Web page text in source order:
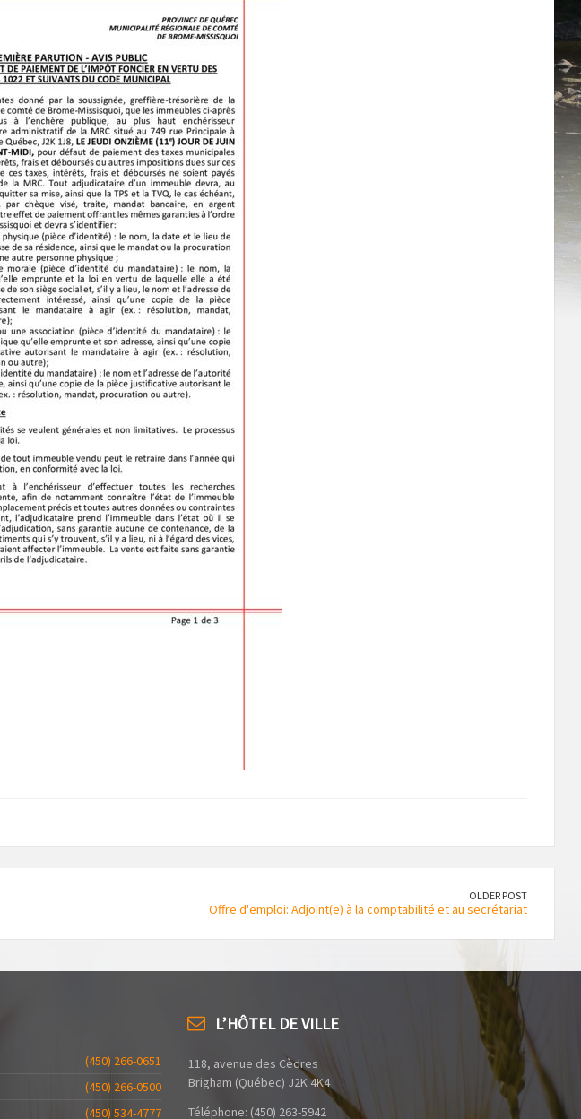
OLDER POST
Offre d'emploi: Adjoint(e) à la comptabilité et au secrétariat
(450) 266-0651
(450) 266-0500
(450) 534-4777
L’HÔTEL DE VILLE
118, avenue des Cèdres
Brigham (Québec) J2K 4K4
Téléphone: (450) 263-5942